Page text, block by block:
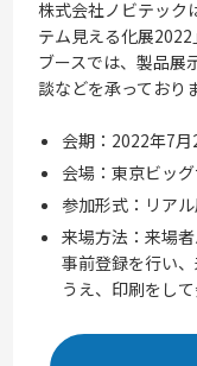
株式会社ノビテック
テム見える化展2022
ブースでは、製品展
談などを承っており
会期： 2022年7月
会場：東京ビッ
参加形式：リア
来場方法：来場者
事前登録を行い
うえ、印刷をし